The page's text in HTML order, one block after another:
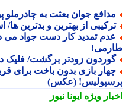
جوان بعثت به چادرملو
از بهترین و بدترین ها/
تمدید کار دست جواد می
زودتر برگشت/ فلیک در
بازی بدون باخت برای
(عکس)
ویژهایونا نیوز